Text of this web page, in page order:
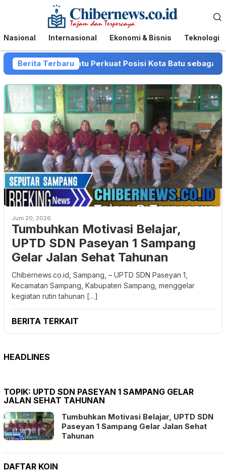
Menu
Mobile
Nasional Internasional Ekonomi & Bisnis Teknologi
Berita Terbaru
dan Pemkot Batu Perkuat Posisi Kota Batu sebagai
Juni 20, 2026
Tumbuhkan Motivasi Belajar,
UPTD SDN Paseyan 1 Sampang
Gelar Jalan Sehat Tahunan
Chibernews.co.id, Sampang, – UPTD SDN Paseyan 1,
Kecamatan Sampang, Kabupaten Sampang, menggelar
kegiatan rutin tahunan […]
BERITA TERKAIT
HEADLINES
TOPIK: UPTD SDN PASEYAN 1 SAMPANG GELAR
JALAN SEHAT TAHUNAN
Tumbuhkan Motivasi Belajar, UPTD SDN
Paseyan 1 Sampang Gelar Jalan Sehat
Tahunan
DAFTAR KOIN